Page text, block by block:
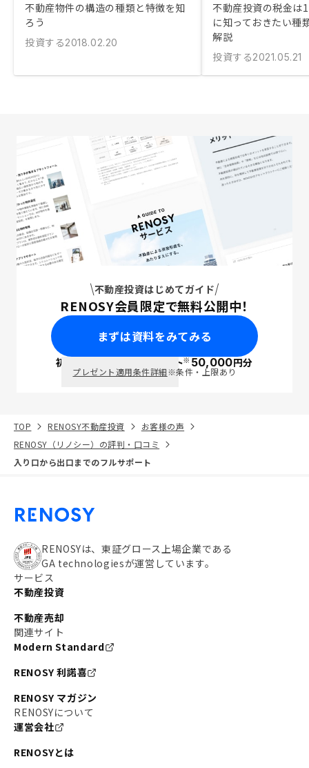
不動産物件の構造の種類と特徴を知
ろう
投資する2018.02.20
不動産投資の税金は
に知っておきたい種
解説
投資する2021.05.21
不動産投資はじめてガイド
RENOSY会員限定で無料公開中！
まずは資料をみてみる
初回面談で ポイント※50,000円分
プレゼント適用条件詳細※条件・上限あり
TOP RENOSY不動産投資
お客様の声
RENOSY（リノシー）の評判・口コミ
入り口から出口までのフルサポート
RENOSYは、東証グロース上場企業である
GA technologiesが運営しています。
サービス
不動産投資
不動産売却
関連サイト
Modern Standard
RENOSY 利諾喜
RENOSY マガジン
RENOSYについて
運営会社
RENOSYとは